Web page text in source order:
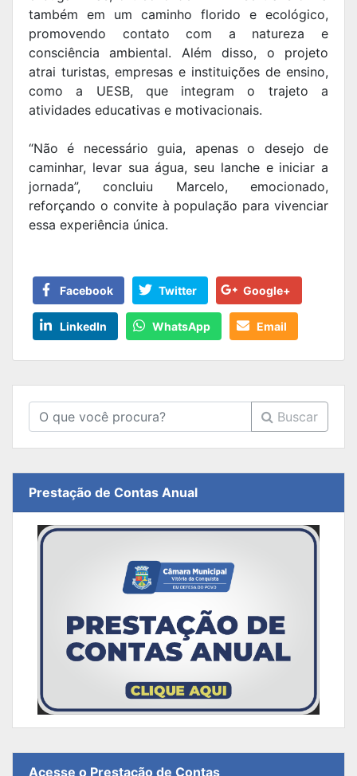
também em um caminho florido e ecológico,
promovendo contato com a natureza e
consciência ambiental. Além disso, o projeto
atrai turistas, empresas e instituições de ensino,
como a UESB, que integram o trajeto a
atividades educativas e motivacionais.
“Não é necessário guia, apenas o desejo de
caminhar, levar sua água, seu lanche e iniciar a
jornada”, concluiu Marcelo, emocionado,
reforçando o convite à população para vivenciar
essa experiência única.
Facebook Twitter Google+
LinkedIn WhatsApp Email
Buscar
Prestação de Contas Anual
Acesse o Prestação de Contas